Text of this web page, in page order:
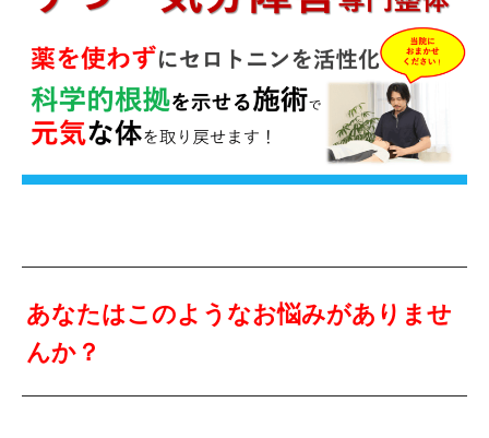
あなたはこのようなお悩みがありませ
んか？